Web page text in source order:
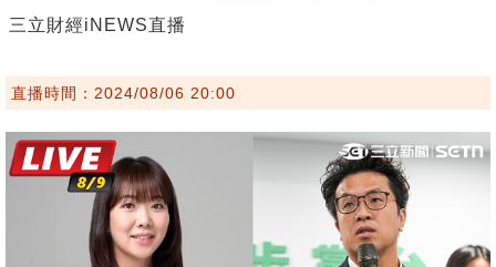
三立財經iNEWS直播
直播時間：2024/08/06 20:00